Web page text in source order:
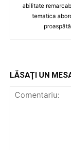
abilitate
tematica
LĂSAȚI UN